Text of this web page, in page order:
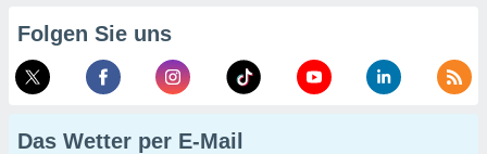
Folgen Sie uns
Das Wetter per E-Mail